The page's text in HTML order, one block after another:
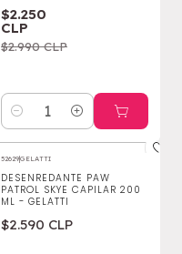
$2.250
CLP
$2.990 CLP
Cantidad
52629|GELATTI
DESENREDANTE PAW
PATROL SKYE CAPILAR 200
ML - GELATTI
$2.590 CLP